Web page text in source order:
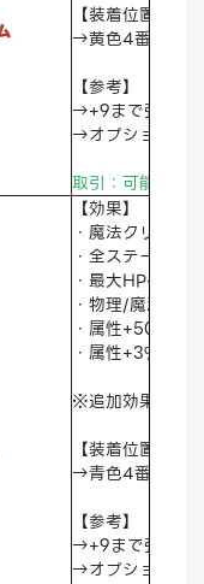
【装着位置】
→黄色4番スロ
【参考】
→+9まで強化可
→オプションリ
取引：可能
【効果】
・魔法クリティ
・全ステータス
・最大HP+1000
・物理/魔法最
・属性+50
・属性+3%
※追加効果ラン
【装着位置】
→青色4番スロ
【参考】
→+9まで強化可
→オプションリ